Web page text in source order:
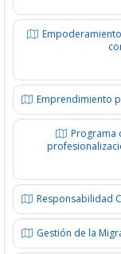
Emprendimiento
Programa
Responsabilidad
Gestión de la